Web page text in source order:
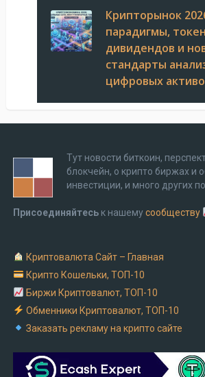
Крипторынок
парадигмы,
дивидендов и
стандарты
цифровых
Тут новости биткоин,
блокчейн, о крипто биржах и
инвестиции, и много других
Присоединяйтесь к нашемусообществу
Криптовалюта Cайт – Главная
Крипто Кошельки, ТОП-10
Биржи Криптовалют, ТОП-10
Обменники Криптовалют, ТОП-10
Заказать рекламу на крипто сайте